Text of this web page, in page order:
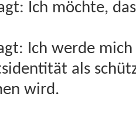
Ich möchte,
Ich werde
als
wird.